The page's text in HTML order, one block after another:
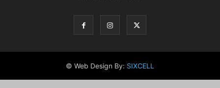
© Web Design By: SIXCELL